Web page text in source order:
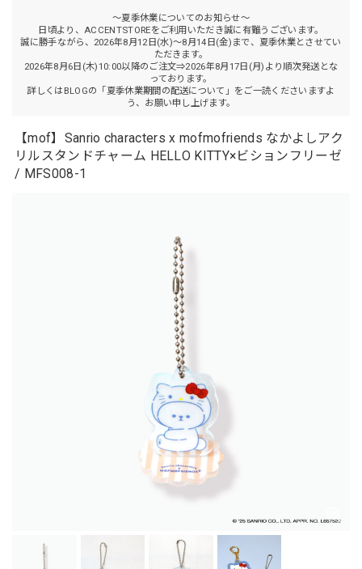
～夏季休業についてのお知らせ～
日頃より、ACCENTSTOREをご利用いただき誠に有難うございます。
誠に勝手ながら、2026年8月12日(水)～8月14日(金)まで、夏季休業とさせてい
ただきます。
2026年8月6日(木)10:00以降のご注文⇒2026年8月17日(月)より順次発送とな
っております。
詳しくはBLOGの「夏季休業期間の配送について」をご一読くださいますよ
う、お願い申し上げます。
【mof】Sanrio characters x mofmofriends なかよしアク
リルスタンドチャーム HELLO KITTY×ビションフリーゼ
/ MFS008-1